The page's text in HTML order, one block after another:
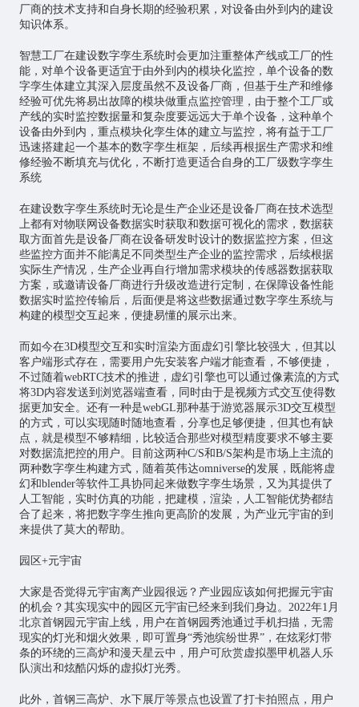
厂商的技术支持和自身长期的经验积累，对设备由外到内的建设
知识体系。
智慧工厂在建设数字孪生系统时会更加注重整体产线或工厂的性
能，对单个设备更适宜于由外到内的模块化监控，单个设备的数
字孪生体建立其深入层度虽然不及设备厂商，但基于生产和维修
经验可优先将易出故障的模块做重点监控管理，由于整个工厂或
产线的实时监控数据量和复杂度要远远大于单个设备，这种单个
设备由外到内，重点模块化孪生体的建立与监控，将有益于工厂
迅速搭建起一个基本的数字孪生框架，后续再根据生产需求和维
修经验不断填充与优化，不断打造更适合自身的工厂级数字孪生
系统
在建设数字孪生系统时无论是生产企业还是设备厂商在技术选型
上都有对物联网设备数据实时获取和数据可视化的需求，数据获
取方面首先是设备厂商在设备研发时设计的数据监控方案，但这
些监控方面并不能满足不同类型生产企业的监控需求，后续根据
实际生产情况，生产企业再自行增加需求模块的传感器数据获取
方案，或邀请设备厂商进行升级改造进行定制，在保障设备性能
数据实时监控传输后，后面便是将这些数据通过数字孪生系统与
构建的模型交互起来，便捷易懂的展示出来。
而如今在3D模型交互和实时渲染方面虚幻引擎比较强大，但其以
客户端形式存在，需要用户先安装客户端才能查看，不够便捷，
不过随着webRTC技术的推进，虚幻引擎也可以通过像素流的方式
将3D内容发送到浏览器端查看，同时由于是视频方式交互使得数
据更加安全。还有一种是webGL那种基于游览器展示3D交互模型
的方式，可以实现随时随地查看，分享也足够便捷，但其也有缺
点，就是模型不够精细，比较适合那些对模型精度要求不够主要
对数据流把控的用户。目前这两种C/S和B/S架构是市场上主流的
两种数字孪生构建方式，随着英伟达omniverse的发展，既能将虚
幻和blender等软件工具协同起来做数字孪生场景，又为其提供了
人工智能，实时仿真的功能，把建模，渲染，人工智能优势都结
合了起来，将把数字孪生推向更高阶的发展，为产业元宇宙的到
来提供了莫大的帮助。
园区+元宇宙
大家是否觉得元宇宙离产业园很远？产业园应该如何把握元宇宙
的机会？其实现实中的园区元宇宙已经来到我们身边。2022年1月
北京首钢园元宇宙上线，用户在首钢园秀池通过手机扫描，无需
现实的灯光和烟火效果，即可置身“秀池缤纷世界”，在炫彩灯带
条的环绕的三高炉和漫天星云中，用户可欣赏虚拟墨甲机器人乐
队演出和炫酷闪烁的虚拟灯光秀。
此外，首钢三高炉、水下展厅等景点也设置了打卡拍照点，用户